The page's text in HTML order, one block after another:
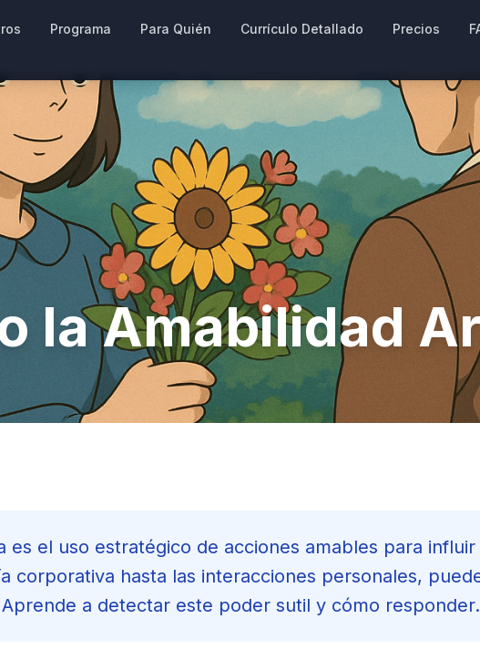
Programa Para Quién Currículo Detallado Precios
la Amabilidad
es el uso estratégico de acciones amables para influir
corporativa hasta las interacciones personales,
a detectar este poder sutil y cómo responder.